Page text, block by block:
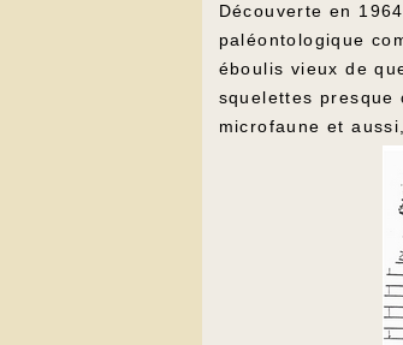
Découverte en
paléontologique
éboulis vieux de
squelettes
microfaune et